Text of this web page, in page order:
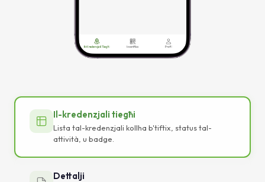
Il-kredenzjali tiegħi
Lista tal-kredenzjali kollha b'tiftix, status tal-
attività, u badge.
Dettalji